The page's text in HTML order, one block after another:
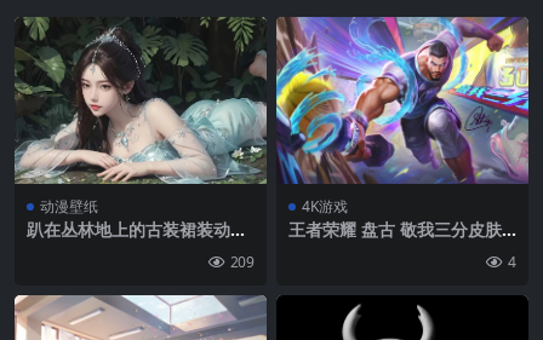
动漫壁纸
趴在丛林地上的古装裙装动漫
209
4K游戏
王者荣耀 盘古 敬我三分皮肤
4